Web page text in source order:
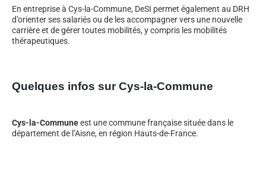
En entreprise à Cys-la-Commune, DeSI permet également au DRH
d’orienter ses salariés ou de les accompagner vers une nouvelle
carrière et de gérer toutes mobilités, y compris les mobilités
thérapeutiques.
Quelques infos sur Cys-la-Commune
Cys-la-Communeest une commune française située dans le
département de l’Aisne, en région Hauts-de-France.